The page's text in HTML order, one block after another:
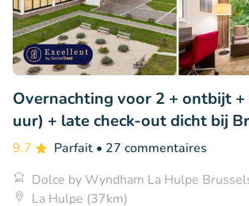
Overnachting voor 2 + ontbijt
uur) + late check-out dicht bij
9.7 Parfait • 27 commentaires
Dolce by Wyndham La Hulpe
La Hulpe (37km)